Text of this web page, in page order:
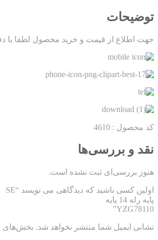
توضیحات
جهت اطلاع از قیمت و خرید محصول لطفا با
کد محصول : 4610
نقد و بررسی‌ها
هنوز بررسی‌ای ثبت نشده است.
اولین کسی باشید که دیدگاهی می نویسد “SE
پایه رله 14 پایه
YZG78110”
نشانی ایمیل شما منتشر نخواهد شد. بخش‌های